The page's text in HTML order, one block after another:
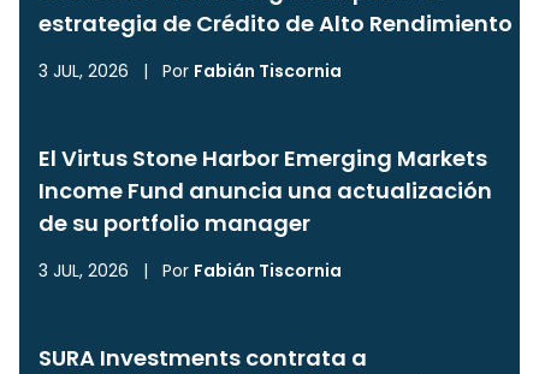
estrategia de Crédito de Alto Rendimiento
3 JUL, 2026 | Por Fabián Tiscornia
El Virtus Stone Harbor Emerging Markets
Income Fund anuncia una actualización
de su portfolio manager
3 JUL, 2026 | Por Fabián Tiscornia
SURA Investments contrata a